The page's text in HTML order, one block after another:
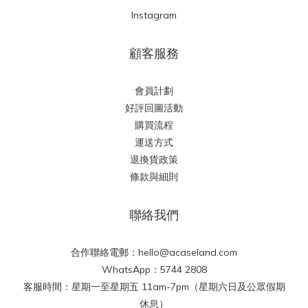
Instagram
顧客服務
會員計劃
好評回圖活動
購買流程
運送方式
退換貨政策
條款與細則
聯絡我們
合作聯絡電郵：hello@acaseland.com
WhatsApp：5744 2808
客服時間：星期一至星期五 11am-7pm（星期六日及公眾假期
休息）